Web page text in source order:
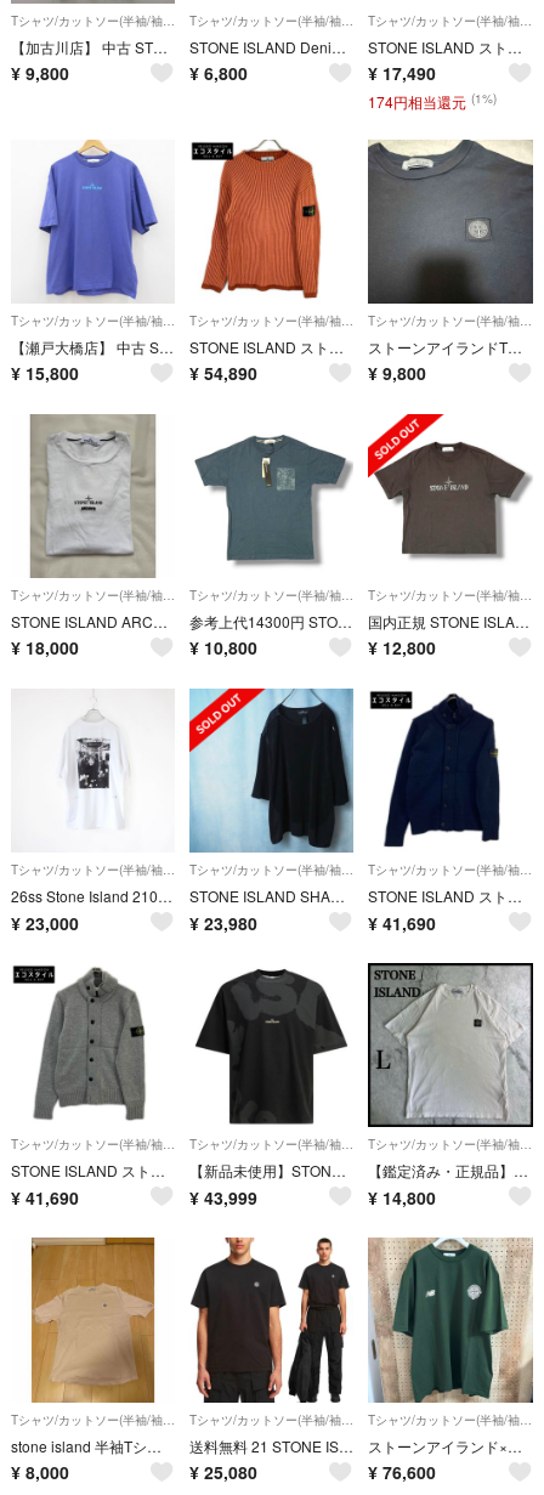
【加古川店】 中古 STONE ISLAND | ストーンアイランド 半袖Ｔシャツ Marble Print Tshirt 74152NS83 国内正規品 ホワイト サイズ：M 【108】
¥ 9,800
STONE ISLAND Denims Tシャツ 半袖カットソー ストーンアイランド 47142530 ブラック M （20282M）
¥ 6,800
STONE ISLAND ストーンアイランド 26SS SS T-SHIRT 両面 ロゴ プリント 半袖Tシャツ カットソー L1S152100001S0E14 L1S152100001S0E14
¥ 17,490
174円相当還元 (1%)
Tシャツ/カットソー(半袖/袖なし)
【瀬戸大橋店】 中古 STONE ISLAND | ストーンアイランド 半袖Ｔシャツ Fingerprint Logo Tee K1S152100016 パープル サイズ：M 【108】
¥ 15,800
Tシャツ/カットソー(半袖/袖なし)
STONE ISLAND ストーンアイランド 8115532C1 オレンジ クルーネック リブニット S
¥ 54,890
Tシャツ/カットソー(半袖/袖なし)
ストーンアイランドTシャツ
¥ 9,800
Tシャツ/カットソー(半袖/袖なし)
STONE ISLAND ARCHIVIO Tシャツ ホワイト L
¥ 18,000
Tシャツ/カットソー(半袖/袖なし)
参考上代14300円 STONE ISLAND Black Printed Spellout T Shirt バックロゴプリントTシャツ 半袖カットソー ストーンアイランド 66152NS84 ブルー M （19319M）
¥ 10,800
Tシャツ/カットソー(半袖/袖なし)
国内正規 STONE ISLAND 25SS ロゴプリントTシャツ カットソー ストーンアイランド K1S152100020S0081 グレー系 XL （19714M）
¥ 12,800
Tシャツ/カットソー(半袖/袖なし)
26ss Stone Island 2100001 COMBED Tシャツ XL
¥ 23,000
Tシャツ/カットソー(半袖/袖なし)
STONE ISLAND SHADOW PROJECT｜S/Sスウェット（L）
¥ 23,980
Tシャツ/カットソー(半袖/袖なし)
STONE ISLAND ストーンアイランド ネイビー ウール スタンドカラー カーディガン M
¥ 41,690
Tシャツ/カットソー(半袖/袖なし)
STONE ISLAND ストーンアイランド グレー ウール スタンドカラー カーディガン M
¥ 41,690
Tシャツ/カットソー(半袖/袖なし)
【新品未使用】STONE ISLAND グラフィックTシャツ ブラック
¥ 43,999
Tシャツ/カットソー(半袖/袖なし)
【鑑定済み・正規品】ストーンアイランド☆ワッペン刺繍ロゴ入りTシャツ/3086
¥ 14,800
stone island 半袖Tシャツ ラグラン 鹿の子
¥ 8,000
送料無料 21 STONE ISLAND ストーンアイランド K2S15 2100027 S0013 V0029 ブラック Tシャツ カットソー 半袖 size XL
¥ 25,080
ストーンアイランド×ニューバランス
¥ 76,600